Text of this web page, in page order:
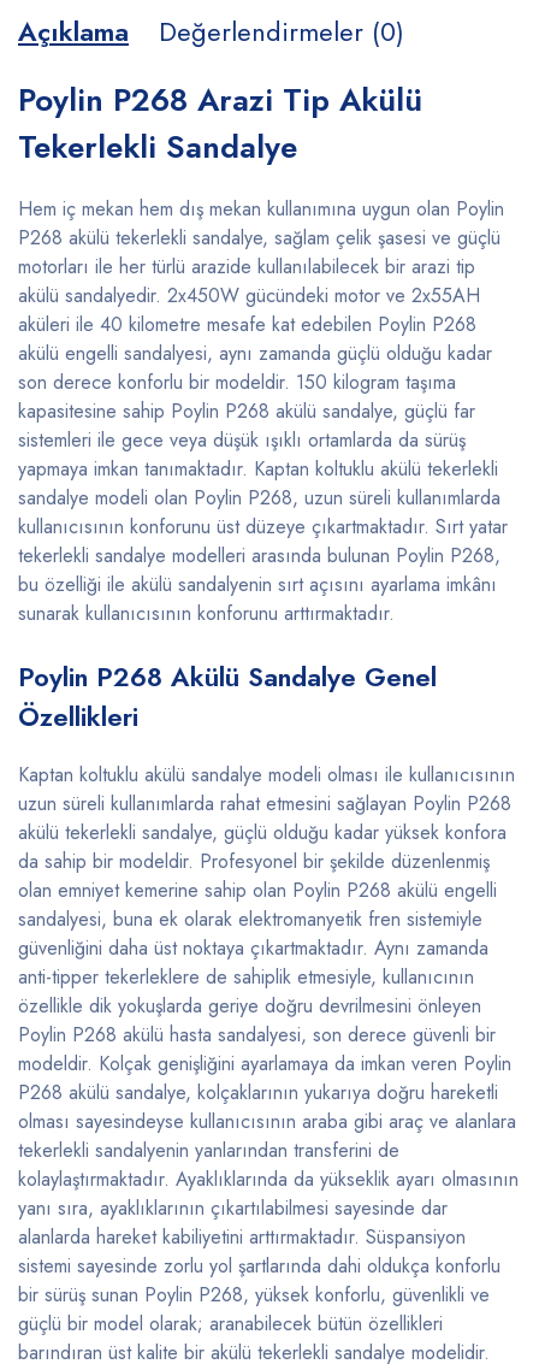
Açıklama Değerlendirmeler (0)
Poylin P268 Arazi Tip Akülü
Tekerlekli Sandalye
Hem iç mekan hem dış mekan kullanımına uygun olan Poylin
P268 akülü tekerlekli sandalye, sağlam çelik şasesi ve güçlü
motorları ile her türlü arazide kullanılabilecek bir arazi tip
akülü sandalyedir. 2x450W gücündeki motor ve 2x55AH
aküleri ile 40 kilometre mesafe kat edebilen Poylin P268
akülü engelli sandalyesi, aynı zamanda güçlü olduğu kadar
son derece konforlu bir modeldir. 150 kilogram taşıma
kapasitesine sahip Poylin P268 akülü sandalye, güçlü far
sistemleri ile gece veya düşük ışıklı ortamlarda da sürüş
yapmaya imkan tanımaktadır. Kaptan koltuklu akülü tekerlekli
sandalye modeli olan Poylin P268, uzun süreli kullanımlarda
kullanıcısının konforunu üst düzeye çıkartmaktadır. Sırt yatar
tekerlekli sandalye modelleri arasında bulunan Poylin P268,
bu özelliği ile akülü sandalyenin sırt açısını ayarlama imkânı
sunarak kullanıcısının konforunu arttırmaktadır.
Poylin P268 Akülü Sandalye Genel
Özellikleri
Kaptan koltuklu akülü sandalye modeli olması ile kullanıcısının
uzun süreli kullanımlarda rahat etmesini sağlayan Poylin P268
akülü tekerlekli sandalye, güçlü olduğu kadar yüksek konfora
da sahip bir modeldir. Profesyonel bir şekilde düzenlenmiş
olan emniyet kemerine sahip olan Poylin P268 akülü engelli
sandalyesi, buna ek olarak elektromanyetik fren sistemiyle
güvenliğini daha üst noktaya çıkartmaktadır. Aynı zamanda
anti-tipper tekerleklere de sahiplik etmesiyle, kullanıcının
özellikle dik yokuşlarda geriye doğru devrilmesini önleyen
Poylin P268 akülü hasta sandalyesi, son derece güvenli bir
modeldir. Kolçak genişliğini ayarlamaya da imkan veren Poylin
P268 akülü sandalye, kolçaklarının yukarıya doğru hareketli
olması sayesindeyse kullanıcısının araba gibi araç ve alanlara
tekerlekli sandalyenin yanlarından transferini de
kolaylaştırmaktadır. Ayaklıklarında da yükseklik ayarı olmasının
yanı sıra, ayaklıklarının çıkartılabilmesi sayesinde dar
alanlarda hareket kabiliyetini arttırmaktadır. Süspansiyon
sistemi sayesinde zorlu yol şartlarında dahi oldukça konforlu
bir sürüş sunan Poylin P268, yüksek konforlu, güvenlikli ve
güçlü bir model olarak; aranabilecek bütün özellikleri
barındıran üst kalite bir akülü tekerlekli sandalye modelidir.